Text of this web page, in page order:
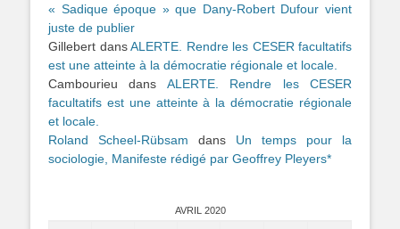
« Sadique époque » que Dany-Robert Dufour vient
juste de publier
Gillebert dansALERTE. Rendre les CESER facultatifs
est une atteinte à la démocratie régionale et locale.
Cambourieu dans ALERTE. Rendre les CESER
facultatifs est une atteinte à la démocratie régionale
et locale.
Roland Scheel-Rübsam dans Un temps pour la
sociologie, Manifeste rédigé par Geoffrey Pleyers*
AVRIL 2020